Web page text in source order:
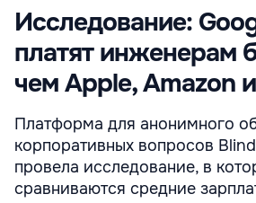
Исследование:
платят инженерам
чем Apple, Amazon
Платформа для анонимного
корпоративных вопросов Blind
провела исследование, в
сравниваются средние